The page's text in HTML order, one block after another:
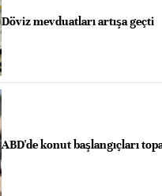
Döviz mevduatları artışa geçti
ABD'de konut başlangıçları